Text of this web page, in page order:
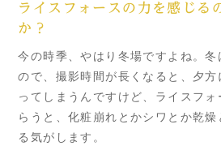
ライスフォースの力を感じる
か？
今の時季、やはり冬場ですよね。
ので、撮影時間が長くなると、夕
ってしまうんですけど、ライスフ
らうと、化粧崩れとかシワとか乾
る気がします。